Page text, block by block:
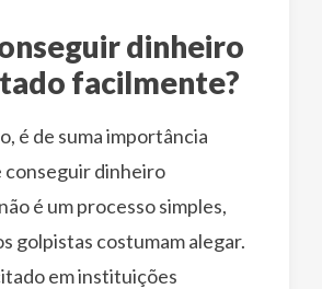
dinheiro
facilmente?
é de suma importância
conseguir dinheiro
é um processo simples,
golpistas costumam alegar.
em instituições